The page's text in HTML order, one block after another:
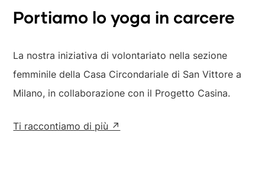
Portiamo lo yoga in carcere
La nostra iniziativa di volontariato nella sezione
femminile della Casa Circondariale di San Vittore a
Milano, in collaborazione con il Progetto Casina.
Ti raccontiamo di più ↗︎